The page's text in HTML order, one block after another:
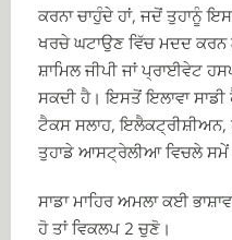
ਕਰਨਾ ਚਾਹੁੰਦੇ ਹਾਂ, ਜਦੋਂ ਤੁਹਾਨੂੰ
ਖਰਚੇ ਘਟਾਉਣ ਵਿੱਚ ਮਦਦ ਕਰਨ
ਸ਼ਾਮਿਲ ਜੀਪੀ ਜਾਂ ਪ੍ਰਾਈਵੇਟ
ਸਕਦੀ ਹੈ। ਇਸਤੋਂ ਇਲਾਵਾ ਸਾਡੀ
ਟੈਕਸ ਸਲਾਹ, ਇਲੈਕਟ੍ਰੀਸ਼ੀਅਨ,
ਤੁਹਾਡੇ ਆਸਟ੍ਰੇਲੀਆ ਵਿਚਲੇ ਸਮੇਂ
ਸਾਡਾ ਮਾਹਿਰ ਅਮਲਾ ਕਈ
ਹੋ ਤਾਂ ਵਿਕਲਪ 2 ਚੁਣੋ।